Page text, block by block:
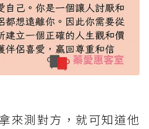
來測對方，就可知道他